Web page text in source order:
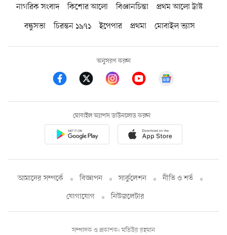
নাগরিক সংবাদ কিশোর আলো বিজ্ঞানচিন্তা
প্রথম আলো ট্রাস্ট
বন্ধুসভা
চিরন্তন ১৯৭১ ইপেপার প্রথমা মোবাইল ভ্যাস
অনুসরণ করুন
মোবাইল অ্যাপস ডাউনলোড করুন
আমাদের সম্পর্কে বিজ্ঞাপন সার্কুলেশন
নীতি ও শর্ত
যোগাযোগ
নিউজলেটার
সম্পাদক ও প্রকাশক: মতিউর রহমান